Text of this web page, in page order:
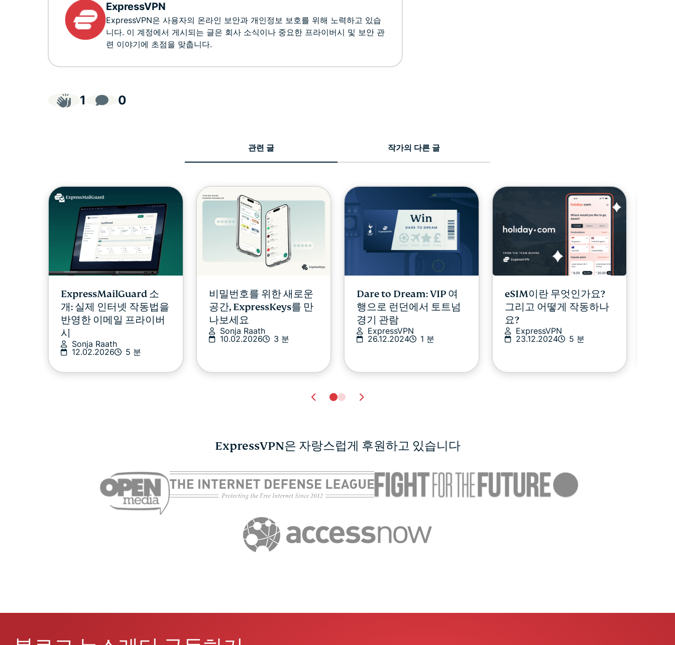
ExpressVPN
ExpressVPN은 사용자의 온라인 보안과 개인정보 보호를 위해 노력하고 있습
니다. 이 계정에서 게시되는 글은 회사 소식이나 중요한 프라이버시 및 보안 관
련 이야기에 초점을 맞춥니다.
1 0
관련 글 작가의 다른 글
ExpressMailGuard 소
개: 실제 인터넷 작동법을
반영한 이메일 프라이버
시
Sonja Raath
12.02.2026
5 분
비밀번호를 위한 새로운
공간, ExpressKeys를 만
나보세요
Sonja Raath
10.02.2026
3 분
Dare to Dream: VIP 여
행으로 런던에서 토트넘
경기 관람
ExpressVPN
26.12.2024
1 분
eSIM이란 무엇인가요?
그리고 어떻게 작동하나
요?
ExpressVPN
23.12.2024
5 분
확인하는 방법과 대처법
ExpressVPN
09.03.2026
10 분
청 방법
ExpressVPN
09.03.2026
5 분
트
ExpressVPN
09.03.2026
21 분
파리 콘텐츠 차단기
ExpressVPN
26.02.2026
4 분
ExpressVPN은 자랑스럽게 후원하고 있습니다